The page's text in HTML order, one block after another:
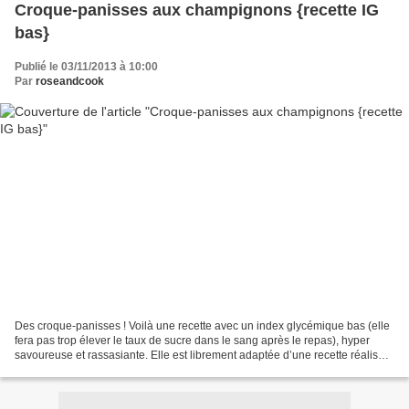
Croque-panisses aux champignons {recette IG
bas}
Publié le 03/11/2013 à 10:00
Par roseandcook
Des croque-panisses ! Voilà une recette avec un index glycémique bas (elle
fera pas trop élever le taux de sucre dans le sang après le repas), hyper
savoureuse et rassasiante. Elle est librement adaptée d’une recette réalisée